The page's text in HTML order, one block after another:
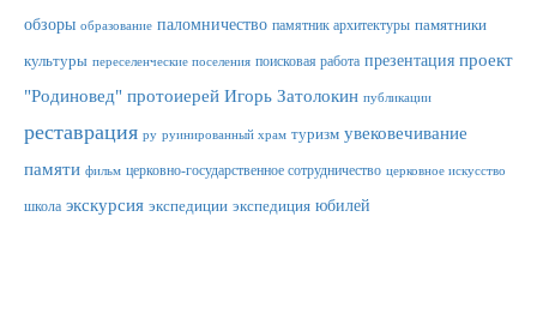
обзоры образование паломничество памятник архитектуры памятники
культуры переселенческие поселения поисковая работа презентация проект
"Родиновед" протоиерей Игорь Затолокин публикации
реставрация ру руинированный храм туризм увековечивание
памяти фильм церковно-государственное сотрудничество церковное искусство
школа экскурсия экспедиции экспедиция юбилей